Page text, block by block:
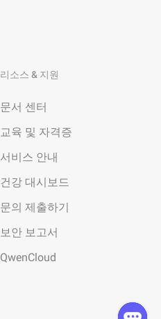
리소스 & 지원
문서 센터
교육 및 자격증
서비스 안내
건강 대시보드
문의 제출하기
보안 보고서
QwenCloud